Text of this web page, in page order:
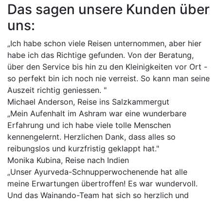
Das sagen unsere Kunden über
uns:
„Ich habe schon viele Reisen unternommen, aber hier
habe ich das Richtige gefunden. Von der Beratung,
über den Service bis hin zu den Kleinigkeiten vor Ort -
so perfekt bin ich noch nie verreist. So kann man seine
Auszeit richtig geniessen. "
Michael Anderson, Reise ins Salzkammergut
„Mein Aufenhalt im Ashram war eine wunderbare
Erfahrung und ich habe viele tolle Menschen
kennengelernt. Herzlichen Dank, dass alles so
reibungslos und kurzfristig geklappt hat."
Monika Kubina, Reise nach Indien
„Unser Ayurveda-Schnupperwochenende hat alle
meine Erwartungen übertroffen! Es war wundervoll.
Und das Wainando-Team hat sich so herzlich und